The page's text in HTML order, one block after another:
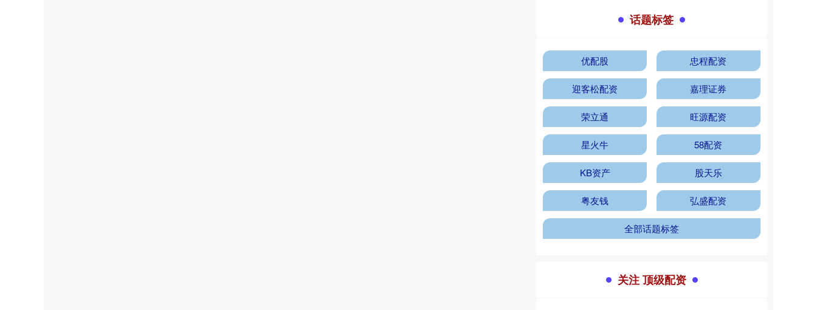
话题标签
优配股 忠程配资
迎客松配资 嘉理证券
荣立通 旺源配资
星火牛 58配资
KB资产 股天乐
粤友钱 弘盛配资
全部话题标签
关注 顶级配资